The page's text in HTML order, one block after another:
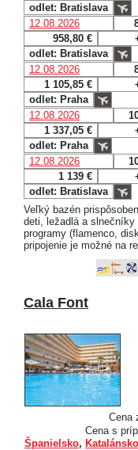
odlet: Bratislava
12.08.2026
958,80 €
odlet: Bratislava
12.08.2026
1 105,85 €
odlet: Praha
12.08.2026
1 337,05 €
odlet: Praha
12.08.2026
1 139 €
odlet: Bratislava
Veľký bazén
deti, ležadlá a slnečníky
programy (flamenco,
pripojenie je možné na
Cala Font
Cena
Cena s
Španielsko,